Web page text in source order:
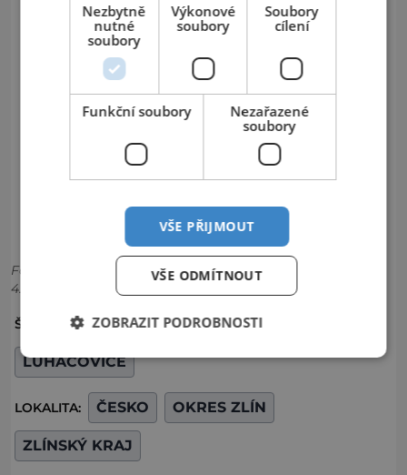
Foto: Creative Commons, úvodní foto: Schidd - CC BY-SA
4.0
ŠTÍTKY: LÁZNĚ LÁZNĚ LUHAČOVICE
LUHAČOVICE
LOKALITA: ČESKO OKRES ZLÍN
ZLÍNSKÝ KRAJ
Nezbytně
nutné
soubory
Výkonové
soubory
Soubory
cílení
Funkční soubory
Nezařazené
soubory
VŠE PŘIJMOUT
VŠE ODMÍTNOUT
ZOBRAZIT PODROBNOSTI